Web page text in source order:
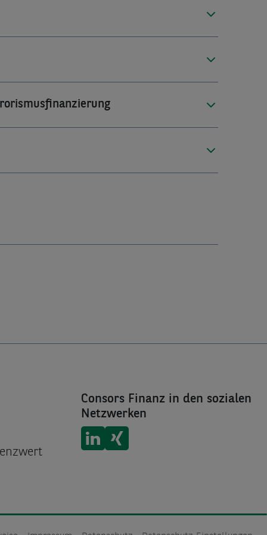
Consors Finanz in den sozialen
Netzwerken
Consors Finanz auf
Consors Finanz auf